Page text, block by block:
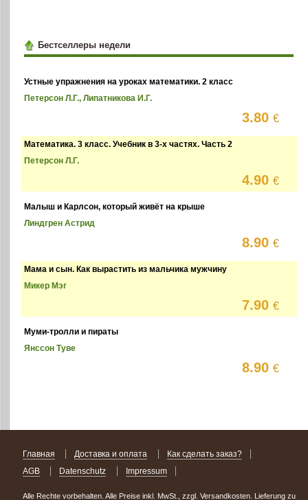
Бестселлеры недели
Устные упражнения на уроках математики. 2 класс
Петерсон Л.Г., Липатникова И.Г.
3.80€
Математика. 3 класс. Учебник в 3-х частях. Часть 2
Петерсон Л.Г.
4.90€
Малыш и Карлсон, который живёт на крыше
Линдгрен Астрид
8.90€
Мама и сын. Как вырастить из мальчика мужчину
Микер Мэг
7.90€
Муми-тролли и пираты
Янссон Туве
8.90€
Главная Доставка и оплата
Как сделать заказ?
AGB
Datenschutz Impressum
Alle Rechte vorbehalten. Alle Preise inkl. MwSt., zzgl. Versandkosten. Lieferung zu